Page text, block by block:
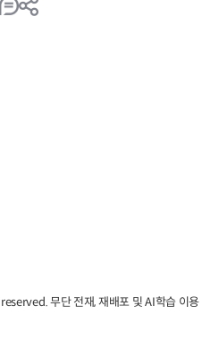
무단 전재, 재배포 및 AI학습 이용